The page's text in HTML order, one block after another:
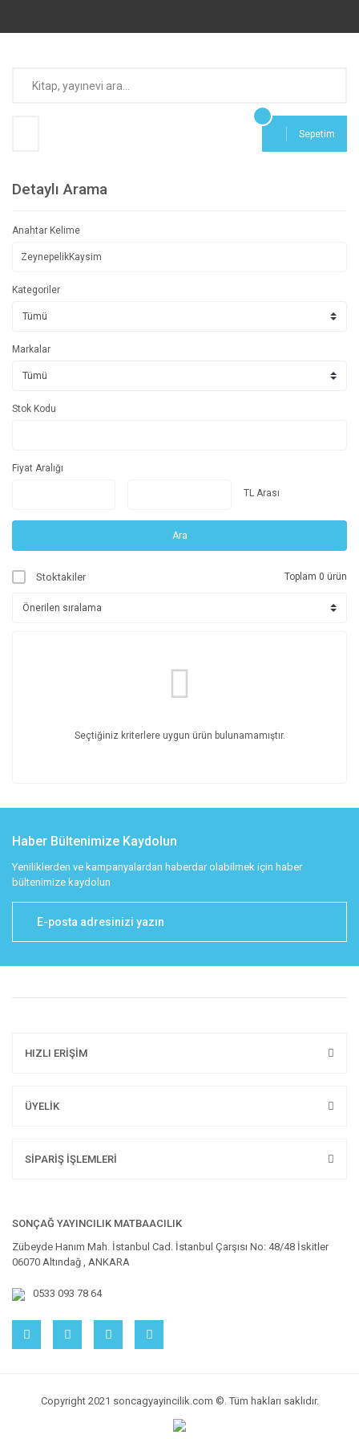
Sepetim
Detaylı Arama
Anahtar Kelime
Kategoriler
Markalar
Stok Kodu
Fiyat Aralığı
TL Arası
Ara
Stoktakiler Toplam 0 ürün
Seçtiğiniz kriterlere uygun ürün bulunamamıştır.
Haber Bültenimize Kaydolun
Yeniliklerden ve kampanyalardan haberdar olabilmek için haber
bültenimize kaydolun
HIZLI ERİŞİM
ÜYELİK
SİPARİŞ İŞLEMLERİ
SONÇAĞ YAYINCILIK MATBAACILIK
Zübeyde Hanım Mah. İstanbul Cad. İstanbul Çarşısı No: 48/48 İskitler
06070 Altındağ , ANKARA
0533 093 78 64
Copyright 2021 soncagyayincilik.com ©. Tüm hakları saklıdır.